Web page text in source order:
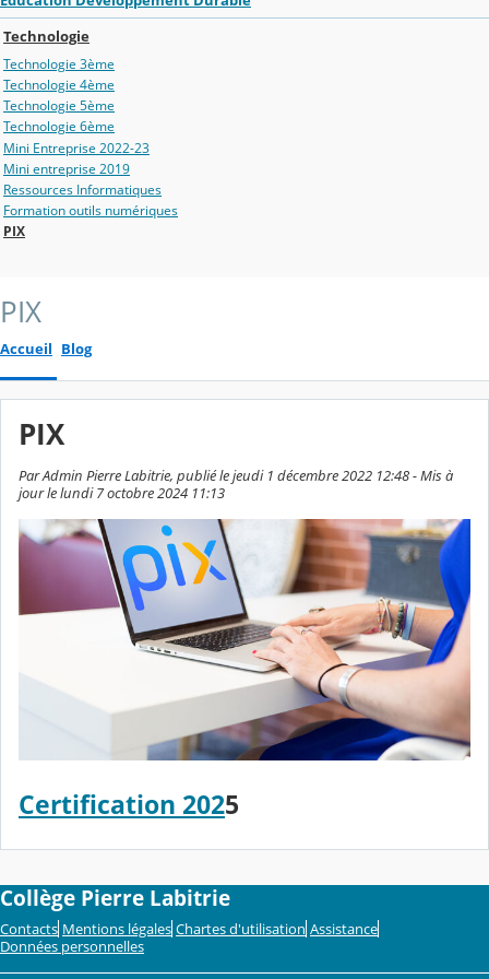
Technologie
Technologie 3ème
Technologie 4ème
Technologie 5ème
Technologie 6ème
Mini Entreprise 2022-23
Mini entreprise 2019
Ressources Informatiques
Formation outils numériques
PIX
PIX
Accueil Blog
PIX
Par Admin Pierre Labitrie, publié le jeudi 1 décembre 2022 12:48 - Mis à
jour le lundi 7 octobre 2024 11:13
Certification 2025
Collège Pierre Labitrie
Contacts Mentions légales Chartes d'utilisation Assistance
Données personnelles